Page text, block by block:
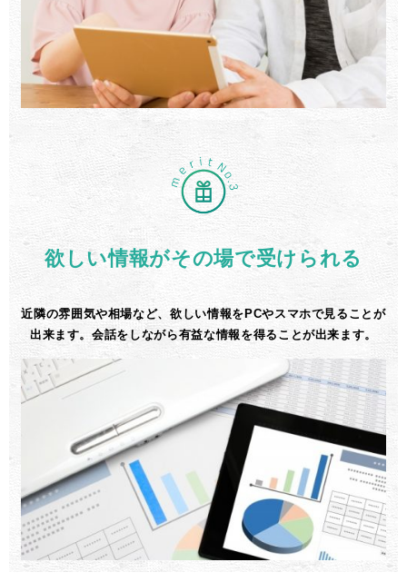
欲しい情報がその場で受けられる
近隣の雰囲気や相場など、欲しい情報をPCやスマホで見ることが
出来ます。会話をしながら有益な情報を得ることが出来ます。